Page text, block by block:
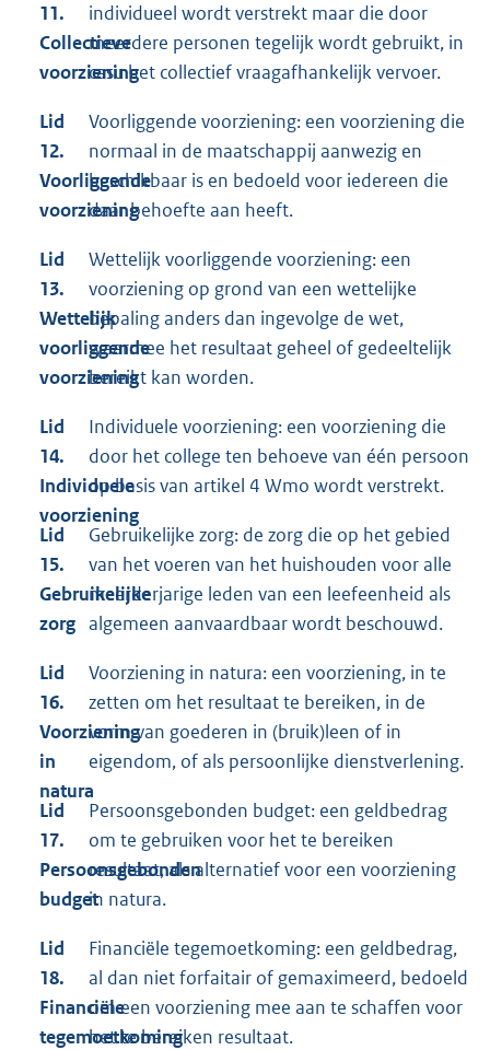
11.
Collectieve
voorziening
individueel wordt verstrekt maar die door
meerdere personen tegelijk wordt gebruikt, in
casu het collectief vraagafhankelijk vervoer.
Lid
12.
Voorliggende
voorziening
Voorliggende voorziening: een voorziening die
normaal in de maatschappij aanwezig en
beschikbaar is en bedoeld voor iedereen die
daar behoefte aan heeft.
Lid
13.
Wettelijk
voorliggende
voorziening
Wettelijk voorliggende voorziening: een
voorziening op grond van een wettelijke
bepaling anders dan ingevolge de wet,
waarmee het resultaat geheel of gedeeltelijk
bereikt kan worden.
Lid
14.
Individuele
voorziening
Individuele voorziening: een voorziening die
door het college ten behoeve van één persoon
op basis van artikel 4 Wmo wordt verstrekt.
Lid
15.
Gebruikelijke
zorg
Gebruikelijke zorg: de zorg die op het gebied
van het voeren van het huishouden voor alle
meerderjarige leden van een leefeenheid als
algemeen aanvaardbaar wordt beschouwd.
Lid
16.
Voorziening
in
natura
Voorziening in natura: een voorziening, in te
zetten om het resultaat te bereiken, in de
vorm van goederen in (bruik)leen of in
eigendom, of als persoonlijke dienstverlening.
Lid
17.
Persoonsgebonden
budget
Persoonsgebonden budget: een geldbedrag
om te gebruiken voor het te bereiken
resultaat, als alternatief voor een voorziening
in natura.
Lid
18.
Financiële
tegemoetkoming
Financiële tegemoetkoming: een geldbedrag,
al dan niet forfaitair of gemaximeerd, bedoeld
om een voorziening mee aan te schaffen voor
het te bereiken resultaat.